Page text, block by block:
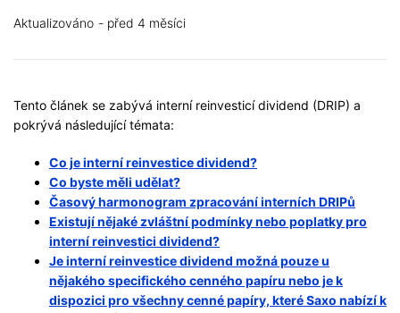
Aktualizováno před 4 měsíci
Tento článek se zabývá interní reinvesticí dividend (DRIP) a
pokrývá následující témata:
Co je interní reinvestice dividend?
Co byste měli udělat?
Časový harmonogram zpracování interních DRIPů
Existují nějaké zvláštní podmínky nebo poplatky pro
interní reinvestici dividend?
Je interní reinvestice dividend možná pouze u
nějakého specifického cenného papíru nebo je k
dispozici pro všechny cenné papíry, které Saxo nabízí k